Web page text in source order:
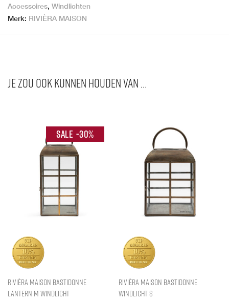
Accessoires, Windlichten
Merk: RIVIÈRA MAISON
Je zou ook kunnen houden van …
-30%
Rivièra Maison Bastidonne
Lantern M Windlicht
Rivièra Maison Bastidonne
Windlicht S